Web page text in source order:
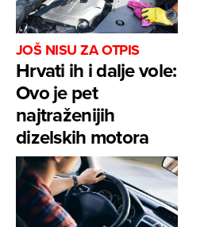
JOŠ NISU ZA OTPIS
Hrvati ih i dalje vole:
Ovo je pet
najtraženijih
dizelskih motora